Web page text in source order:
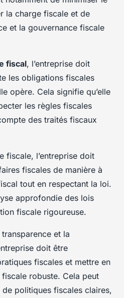
la charge fiscale et de
et la gouvernance fiscale
fiscal, l’entreprise doit
les obligations fiscales
opère. Cela signifie qu’elle
les règles fiscales
des traités fiscaux
fiscale, l’entreprise doit
fiscales de manière à
tout en respectant la loi.
approfondie des lois
fiscale rigoureuse.
et la
doit être
fiscales et mettre en
robuste. Cela peut
politiques fiscales claires,